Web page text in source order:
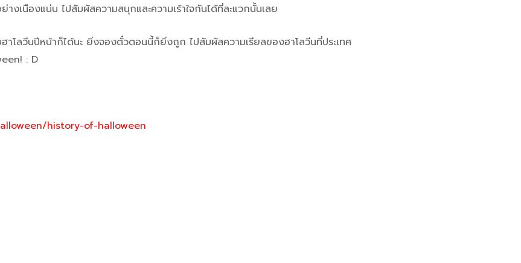
างเนืองแน่น ไปสัมผัสความสนุกและความเร้าใจกันได้ที่ละแวกนั้นเลย
โลวีนปีหน้าก็ได้นะ ยิ่งจองตั๋วตอนนี้ก็ยิ่งถูก ไปสัมผัสความเรียลของฮาโลวีนที่ประเทศ
: D
history-of-halloween